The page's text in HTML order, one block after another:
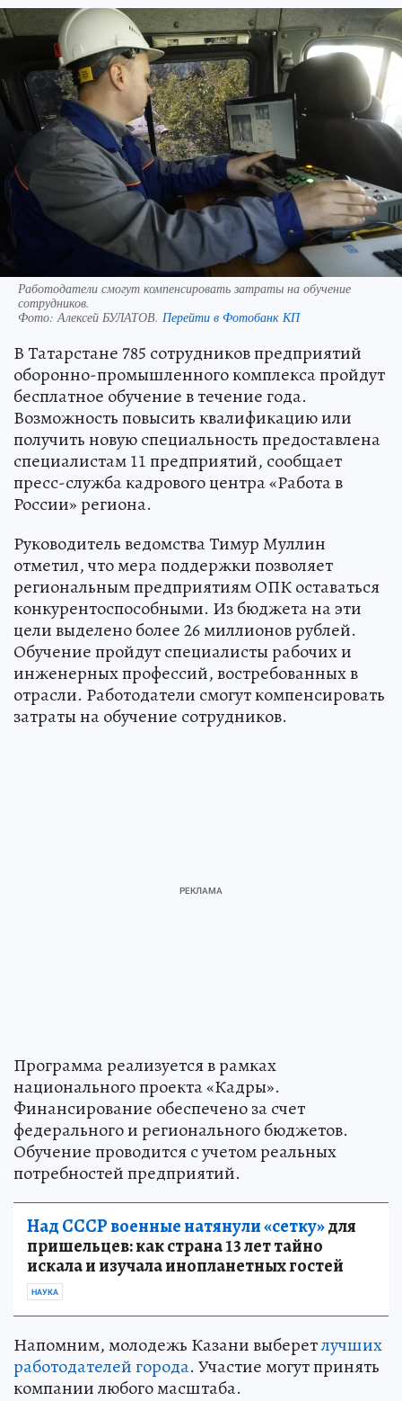
Работодатели смогут компенсировать затраты на обучение
сотрудников.
Фото:Алексей БУЛАТОВ. Перейти в Фотобанк КП
В Татарстане 785 сотрудников предприятий
оборонно-промышленного комплекса пройдут
бесплатное обучение в течение года.
Возможность повысить квалификацию или
получить новую специальность предоставлена
специалистам 11 предприятий, сообщает
пресс-служба кадрового центра «Работа в
России» региона.
Руководитель ведомства Тимур Муллин
отметил, что мера поддержки позволяет
региональным предприятиям ОПК оставаться
конкурентоспособными. Из бюджета на эти
цели выделено более 26 миллионов рублей.
Обучение пройдут специалисты рабочих и
инженерных профессий, востребованных в
отрасли. Работодатели смогут компенсировать
затраты на обучение сотрудников.
Программа реализуется в рамках
национального проекта «Кадры».
Финансирование обеспечено за счет
федерального и регионального бюджетов.
Обучение проводится с учетом реальных
потребностей предприятий.
Над СССР военные натянули «сетку»для
пришельцев: как страна 13 лет тайно
искала и изучала инопланетных гостей
НАУКА
Напомним, молодежь Казани выберетлучших
работодателей города. Участие могут принять
компании любого масштаба.